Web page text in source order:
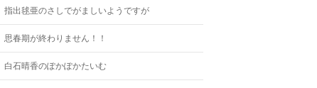
指出毬亜のさしでがましいようですが
思春期が終わりません！！
白石晴香のぽかぽかたいむ